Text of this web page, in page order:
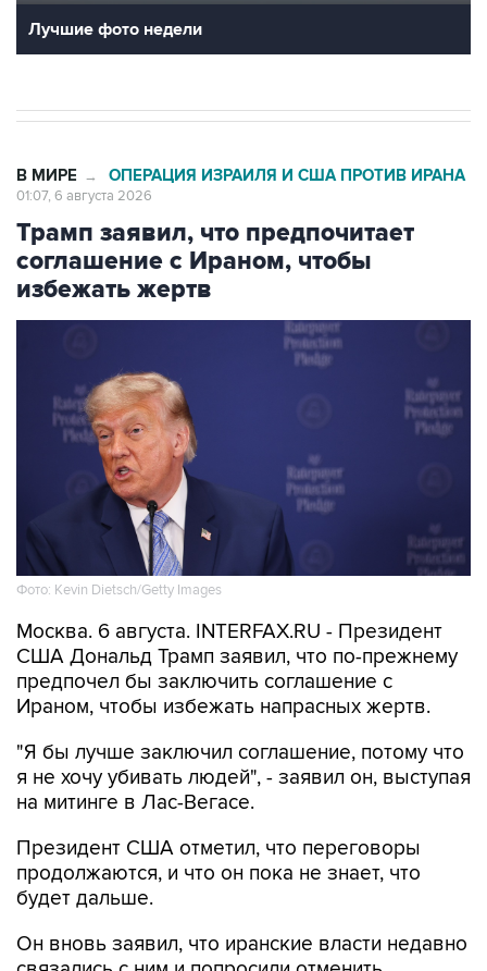
Лучшие фото недели
В МИРЕ → ОПЕРАЦИЯ ИЗРАИЛЯ И США ПРОТИВ ИРАНА
01:07, 6 августа 2026
Трамп заявил, что предпочитает
соглашение с Ираном, чтобы
избежать жертв
Фото: Kevin Dietsch/Getty Images
Москва. 6 августа. INTERFAX.RU - Президент
США Дональд Трамп заявил, что по-прежнему
предпочел бы заключить соглашение с
Ираном, чтобы избежать напрасных жертв.
"Я бы лучше заключил соглашение, потому что
я не хочу убивать людей", - заявил он, выступая
на митинге в Лас-Вегасе.
Президент США отметил, что переговоры
продолжаются, и что он пока не знает, что
будет дальше.
Он вновь заявил, что иранские власти недавно